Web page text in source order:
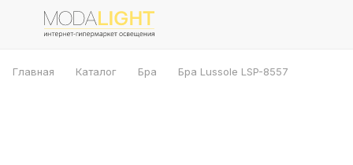
Главная Каталог Бра Бра Lussole LSP-8557